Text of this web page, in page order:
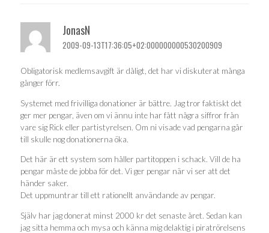
JonasN
2009-09-13T17:36:05+02:000000000530200909
Obligatorisk medlemsavgift är dåligt, det har vi diskuterat många
gånger förr.
Systemet med frivilliga donationer är bättre. Jag tror faktiskt det
ger mer pengar, även om vi ännu inte har fått några siffror från
vare sig Rick eller partistyrelsen. Om ni visade vad pengarna går
till skulle nog donationerna öka.
Det här är ett system som håller partitoppen i schack. Vill de ha
pengar måste de jobba för det. Vi ger pengar när vi ser att det
händer saker.
Det uppmuntrar till ett rationellt användande av pengar.
Själv har jag donerat minst 2000 kr det senaste året. Sedan kan
jag sitta hemma och mysa och känna mig delaktig i piratrörelsens